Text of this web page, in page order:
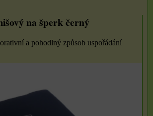
na šperk černý
a pohodlný způsob uspořádání